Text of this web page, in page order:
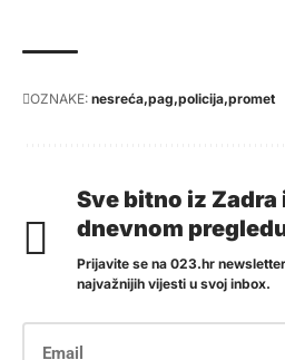
OZNAKE: nesreća pag policija promet
Sve bitno iz Zadra
dnevnom
Prijavite se na 023.hr
najvažnijih vijesti u svoj inbox.